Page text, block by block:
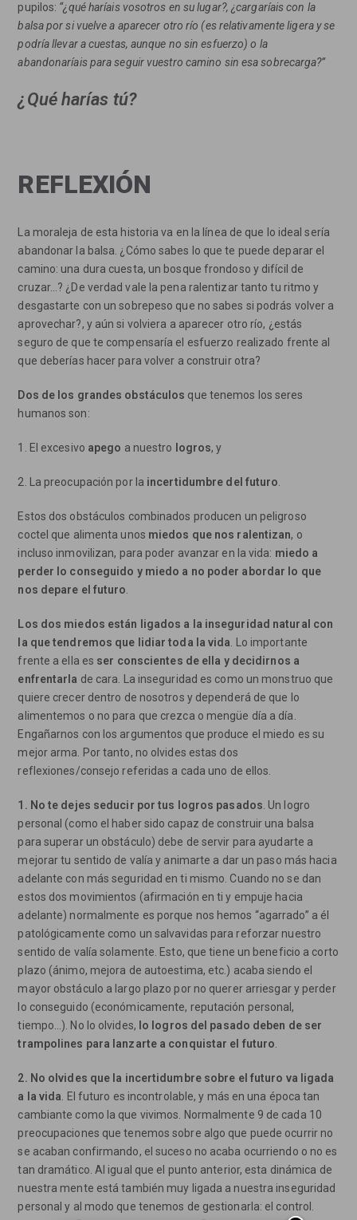
pupilos: “¿qué haríais vosotros en su lugar?, ¿cargaríais con la
balsa por si vuelve a aparecer otro río (es relativamente ligera y se
podría llevar a cuestas, aunque no sin esfuerzo) o la
abandonaríais para seguir vuestro camino sin esa sobrecarga?”
¿Qué harías tú?
REFLEXIÓN
La moraleja de esta historia va en la línea de que lo ideal sería
abandonar la balsa. ¿Cómo sabes lo que te puede deparar el
camino: una dura cuesta, un bosque frondoso y difícil de
cruzar…? ¿De verdad vale la pena ralentizar tanto tu ritmo y
desgastarte con un sobrepeso que no sabes si podrás volver a
aprovechar?, y aún si volviera a aparecer otro río, ¿estás
seguro de que te compensaría el esfuerzo realizado frente al
que deberías hacer para volver a construir otra?
Dos de los grandes obstáculos que tenemos los seres
humanos son:
1. El excesivo apego a nuestro logros, y
2. La preocupación por la incertidumbre del futuro
Estos dos obstáculos combinados producen un peligroso
coctel que alimenta unos miedos que nos ralentizan, o
incluso inmovilizan, para poder avanzar en la vida: miedo a
perder lo conseguido y miedo a no poder abordar lo que
nos depare el futuro
Los dos miedos están ligados a la inseguridad natural con
la que tendremos que lidiar toda la vida . Lo importante
frente a ella es ser conscientes de ella y decidirnos a
enfrentarla de cara. La inseguridad es como un monstruo que
quiere crecer dentro de nosotros y dependerá de que lo
alimentemos o no para que crezca o mengüe día a día.
Engañarnos con los argumentos que produce el miedo es su
mejor arma. Por tanto, no olvides estas dos
reflexiones/consejo referidas a cada uno de ellos.
1. No te dejes seducir por tus logros pasados . Un logro
personal (como el haber sido capaz de construir una balsa
para superar un obstáculo) debe de servir para ayudarte a
mejorar tu sentido de valía y animarte a dar un paso más hacia
adelante con más seguridad en ti mismo. Cuando no se dan
estos dos movimientos (afirmación en ti y empuje hacia
adelante) normalmente es porque nos hemos “agarrado” a él
patológicamente como un salvavidas para reforzar nuestro
sentido de valía solamente. Esto, que tiene un beneficio a corto
plazo (ánimo, mejora de autoestima, etc.) acaba siendo el
mayor obstáculo a largo plazo por no querer arriesgar y perder
lo conseguido (económicamente, reputación personal,
tiempo…). No lo olvides, lo logros del pasado deben de ser
trampolines para lanzarte a conquistar el futuro
2. No olvides que la incertidumbre sobre el futuro va ligada
a la vida . El futuro es incontrolable, y más en una época tan
cambiante como la que vivimos. Normalmente 9 de cada 10
preocupaciones que tenemos sobre algo que puede ocurrir no
se acaban confirmando, el suceso no acaba ocurriendo o no es
tan dramático. Al igual que el punto anterior, esta dinámica de
nuestra mente está también muy ligada a nuestra inseguridad
personal y al modo que tenemos de gestionarla: el control.